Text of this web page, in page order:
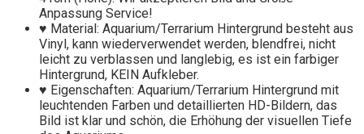
Anpassung Service!
♥ Material: Aquarium/Terrarium Hintergrund besteht aus
Vinyl, kann wiederverwendet werden, blendfrei, nicht
leicht zu verblassen und langlebig, es ist ein farbiger
Hintergrund, KEIN Aufkleber.
♥ Eigenschaften: Aquarium/Terrarium Hintergrund mit
leuchtenden Farben und detaillierten HD-Bildern, das
Bild ist klar und schön, die Erhöhung der visuellen Tiefe